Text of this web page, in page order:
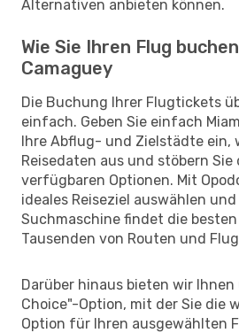
Alternativen anbieten können.
Wie Sie Ihren Flug
Camaguey
Die Buchung Ihrer Flugtickets
einfach. Geben Sie einfach
Ihre Abflug- und Zielstädte ein,
Reisedaten aus und stöbern Sie
verfügbaren Optionen. Mit
ideales Reiseziel auswählen
Suchmaschine findet die
Tausenden von Routen und
Darüber hinaus bieten wir Ihnen
Choice"-Option, mit der Sie die
Option für Ihren ausgewählten